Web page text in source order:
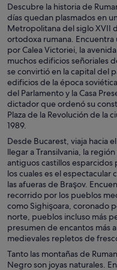
Descubre la historia de
días quedan plasmados en
Metropolitana del siglo XVII
ortodoxa rumana. Encuentra
por Calea Victoriei, la
muchos edificios señoriales
se convirtió en la capital del
edificios de la época
del Parlamento y la Casa
dictador que ordenó su
Plaza de la Revolución de la
1989.
Desde Bucarest, viaja hacia
llegar a Transilvania, la
antiguos castillos
los cuales es el espectacular
las afueras de Braşov.
recorrido por los pueblos
como Sighişoara, coronado
norte, pueblos incluso más
presumen de encantos más
medievales repletos de
Tanto las montañas de
Negro son joyas naturales.